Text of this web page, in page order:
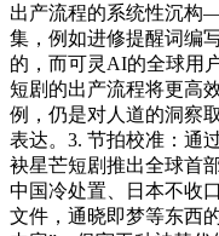
出产流程的系统性沉构
集，例如进修提醒词编
的，而可灵AI的全球用
短剧的出产流程将更高
例，仍是对人道的洞察
表达。3. 节拍校准：通
袂星芒短剧推出全球首
中国冷处置、日本不收
文件，通晓即梦等东西